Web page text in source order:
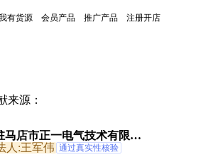
有货源 会员产品 推广产品 注册开店
来源：
马店市正一电气技术有限公
人:王军伟 通过真实性核验